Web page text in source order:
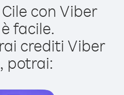
con Viber
facile.
crediti Viber
potrai: